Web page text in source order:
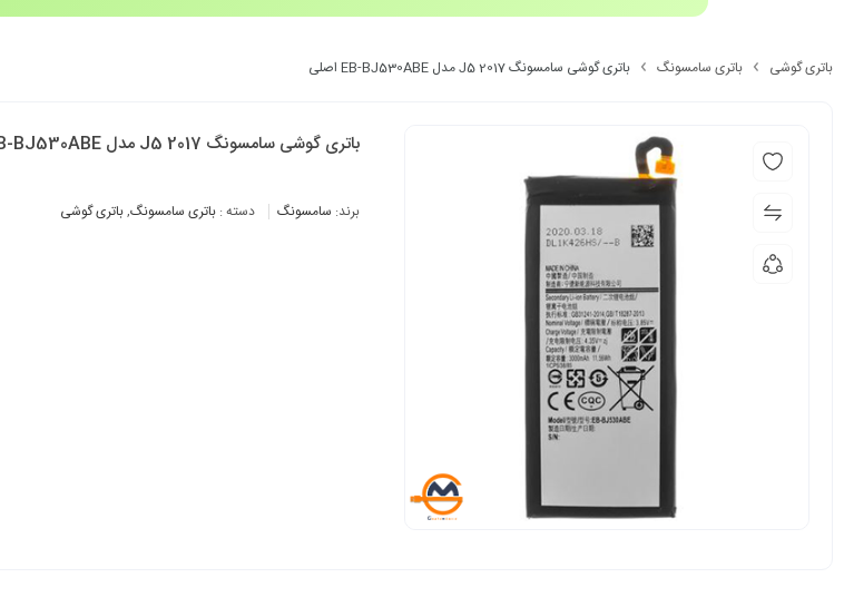
باتری گوشی باتری سامسونگ باتری گوشی سامسونگ J5 2017 مدل EB-BJ530ABE اصلی
باتری گوشی سامسونگ J5 2017 مدل EB-BJ530ABE اصلی
برند: سامسونگ دسته : باتری سامسونگ,باتری گوشی